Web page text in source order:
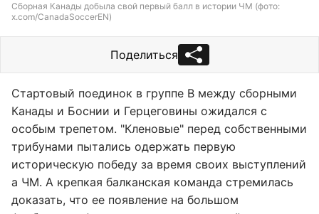
Сборная Канады добыла свой первый балл в истории ЧМ (фото:
x.com/CanadaSoccerEN)
Поделиться
Стартовый поединок в группе B между сборными
Канады и Боснии и Герцеговины ожидался с
особым трепетом. "Кленовые" перед собственными
трибунами пытались одержать первую
историческую победу за время своих выступлений
а ЧМ. А крепкая балканская команда стремилась
доказать, что ее появление на большом